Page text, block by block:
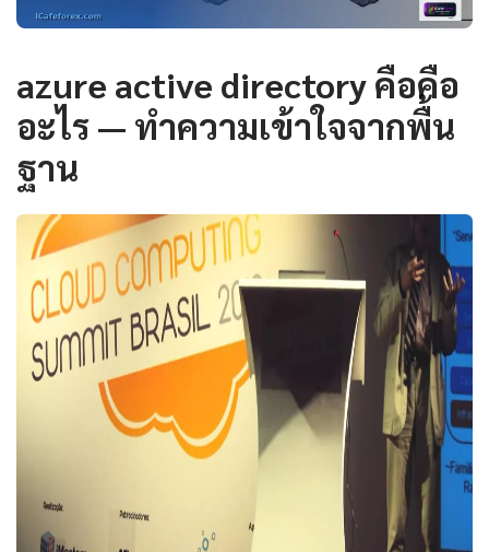
azure active directory คือคือ
อะไร — ทำความเข้าใจจากพื้น
ฐาน